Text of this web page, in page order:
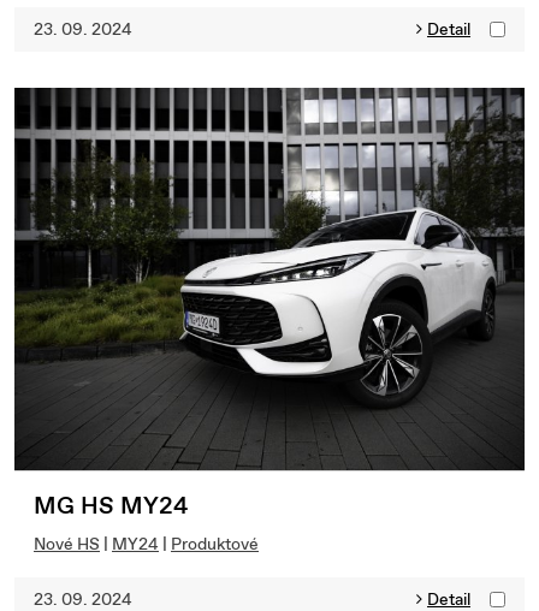
23. 09. 2024 Detail
MG HS MY24
Nové HS | MY24 | Produktové
23. 09. 2024 Detail